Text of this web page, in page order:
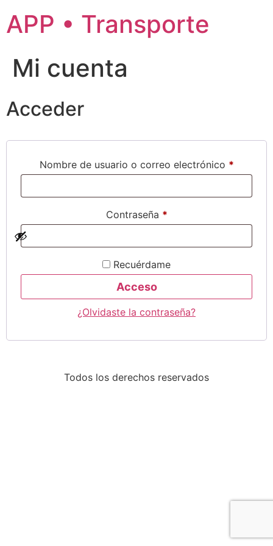
APP • Transporte
Mi cuenta
Acceder
Nombre de usuario o correo electrónico *
Contraseña *
Recuérdame
Acceso
¿Olvidaste la contraseña?
Todos los derechos reservados